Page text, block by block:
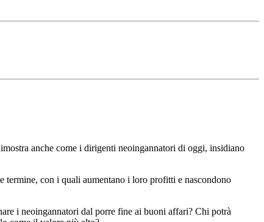
anche come i dirigenti neoingannatori di oggi, insidiano
con i quali aumentano i loro profitti e nascondono
i neoingannatori dal porre fine ai buoni affari? Chi potrà